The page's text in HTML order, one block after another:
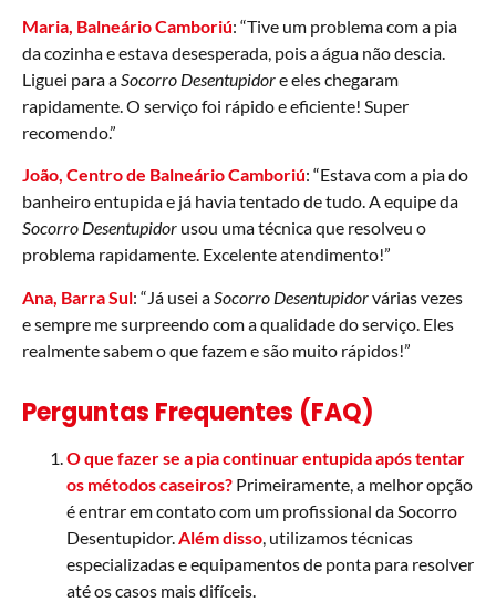
Maria, Balneário Camboriú: “Tive um problema com a pia
da cozinha e estava desesperada, pois a água não descia.
Liguei para aSocorro Desentupidore eles chegaram
rapidamente. O serviço foi rápido e eficiente! Super
recomendo.”
João, Centro de Balneário Camboriú: “Estava com a pia do
banheiro entupida e já havia tentado de tudo. A equipe da
Socorro Desentupidor usou uma técnica que resolveu o
problema rapidamente. Excelente atendimento!”
Ana, Barra Sul: “Já usei aSocorro Desentupidorvárias vezes
e sempre me surpreendo com a qualidade do serviço. Eles
realmente sabem o que fazem e são muito rápidos!”
Perguntas Frequentes (FAQ)
O que fazer se a pia continuar entupida após tentar
os métodos caseiros? Primeiramente, a melhor opção
é entrar em contato com um profissional da Socorro
Desentupidor.Além disso, utilizamos técnicas
especializadas e equipamentos de ponta para resolver
até os casos mais difíceis.